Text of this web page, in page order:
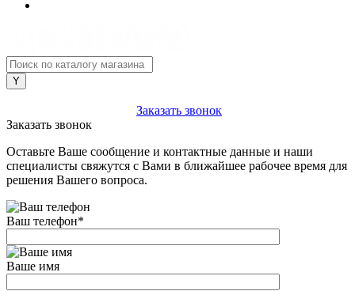
Заказать звонок
Заказать звонок
Оставьте Ваше сообщение и контактные данные и наши
специалисты свяжутся с Вами в ближайшее рабочее время для
решения Вашего вопроса.
Ваш телефон*
Ваше имя